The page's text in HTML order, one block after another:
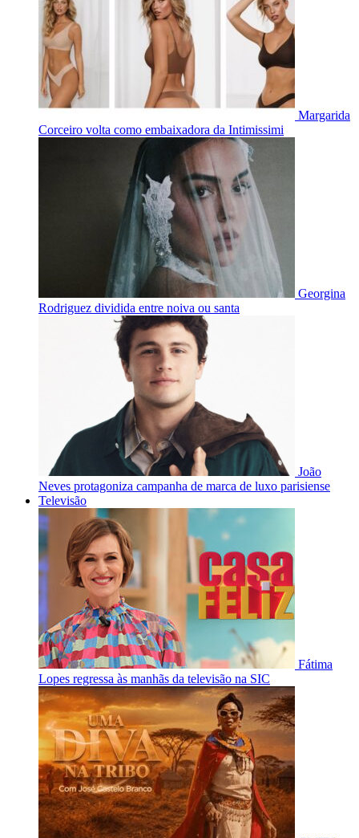
Margarida
Corceiro volta como embaixadora da Intimissimi
Georgina
Rodriguez dividida entre noiva ou santa
João
Neves protagoniza campanha de marca de luxo parisiense
Televisão
Fátima
Lopes regressa às manhãs da televisão na SIC